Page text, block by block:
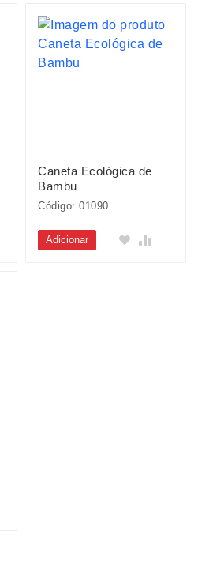
Caneta Ecológica de
Bambu
Código: 01090
Adicionar